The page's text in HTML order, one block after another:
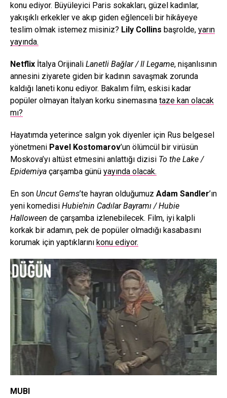
konu ediyor. Büyüleyici Paris sokakları, güzel kadınlar,
yakışıklı erkekler ve akıp giden eğlenceli bir hikâyeye
teslim olmak istemez misiniz? Lily Collins başrolde, yarın
yayında.
Netflix İtalya Orijinali Lanetli Bağlar / Il Legame, nişanlısının
annesini ziyarete giden bir kadının savaşmak zorunda
kaldığı laneti konu ediyor. Bakalım film, eskisi kadar
popüler olmayan İtalyan korku sinemasına taze kan olacak
mı?
Hayatımda yeterince salgın yok diyenler için Rus belgesel
yönetmeni Pavel Kostomarov’un ölümcül bir virüsün
Moskova’yı altüst etmesini anlattığı dizisi To the Lake /
Epidemiya çarşamba günü yayında olacak.
En son Uncut Gems’te hayran olduğumuz Adam Sandler’ın
yeni komedisi Hubie’nin Cadılar Bayramı / Hubie
Halloween de çarşamba izlenebilecek. Film, iyi kalpli
korkak bir adamın, pek de popüler olmadığı kasabasını
korumak için yaptıklarını konu ediyor.
MUBI